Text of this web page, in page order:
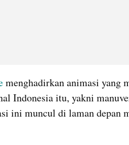
menghadirkan animasi yang
Indonesia itu, yakni
ini muncul di laman depan